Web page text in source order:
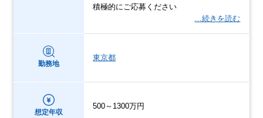
積極的にご応募ください
…続きを読む
勤務地
東京都
想定年収
500～1300万円